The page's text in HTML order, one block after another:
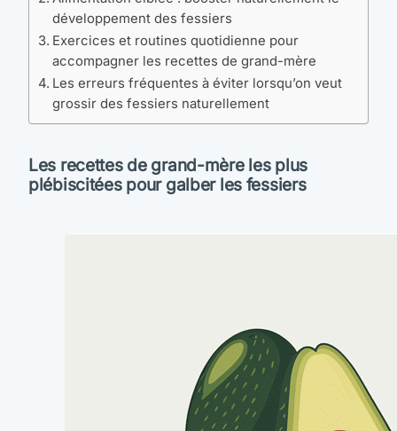
développement des fessiers
Exercices et routines quotidienne pour
accompagner les recettes de grand-mère
Les erreurs fréquentes à éviter lorsqu’on veut
grossir des fessiers naturellement
Les recettes de grand-mère les plus
plébiscitées pour galber les fessiers